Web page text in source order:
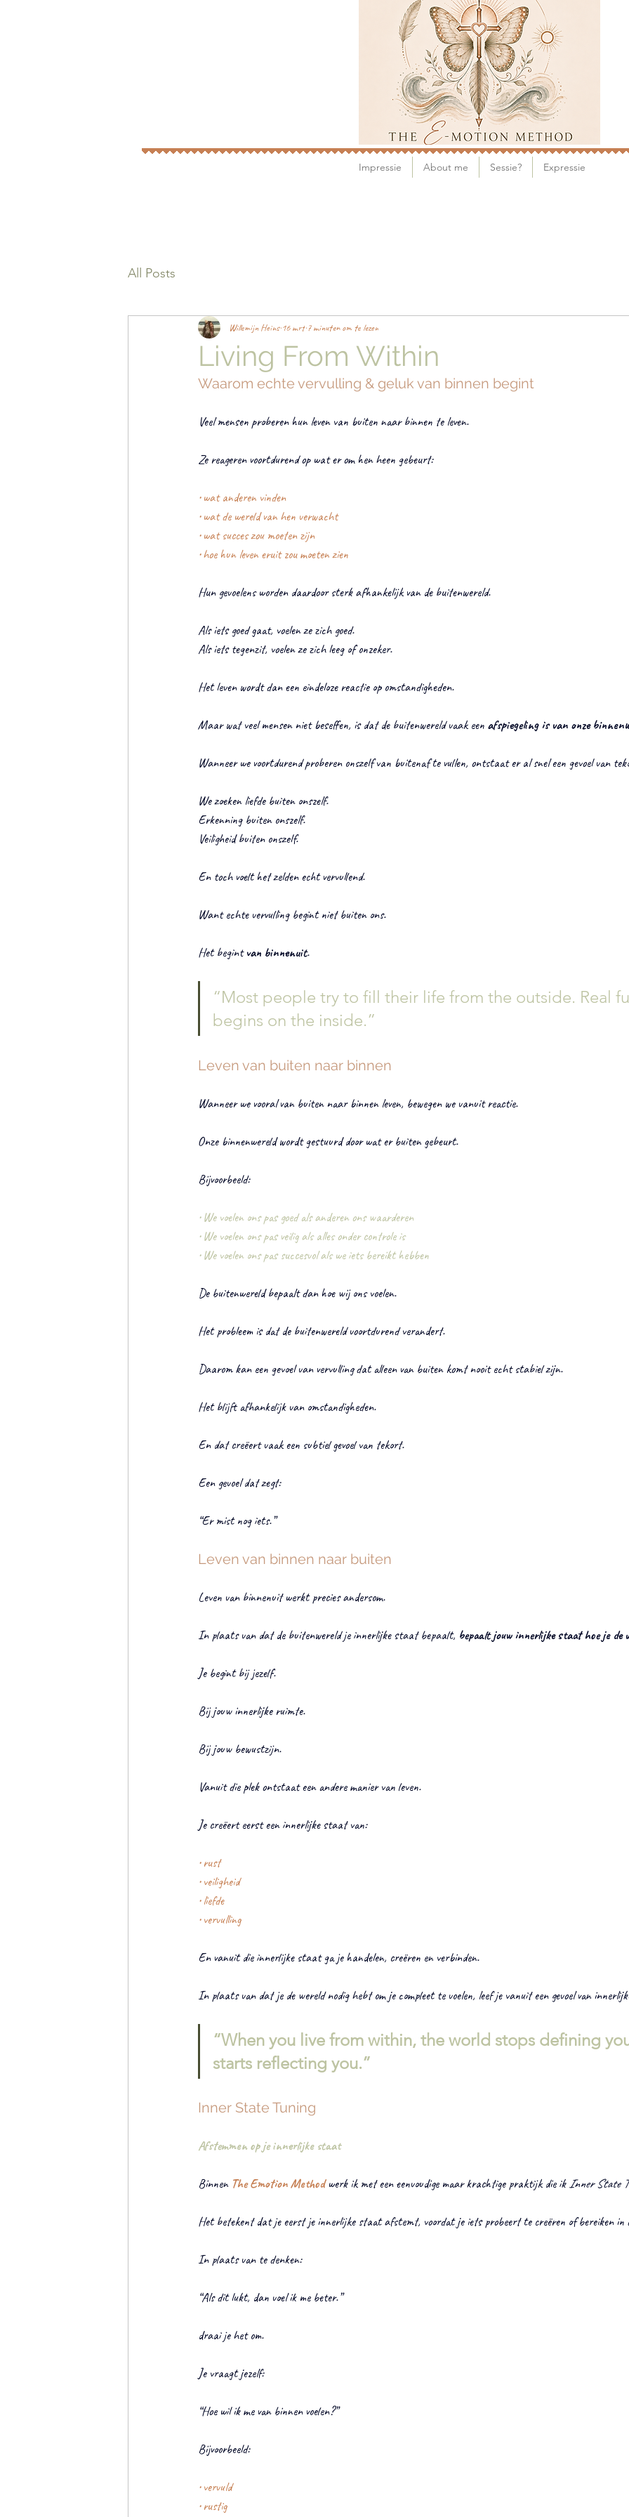
Impressie About me Sessie? Expressie
All Posts
Living From Within
Willemijn Heins 16 mrt 7 minuten om te lezen
Waarom echte vervulling & geluk van binnen begint
Veel mensen proberen hun leven van buiten naar binnen te leven.
Ze reageren voortdurend op wat er om hen heen gebeurt:
• wat anderen vinden
• wat de wereld van hen verwacht
• wat succes zou moeten zijn
• hoe hun leven eruit zou moeten zien
Hun gevoelens worden daardoor sterk afhankelijk van de buitenwereld.
Als iets goed gaat, voelen ze zich goed.
Als iets tegenzit, voelen ze zich leeg of onzeker.
Het leven wordt dan een eindeloze reactie op omstandigheden.
Maar wat veel mensen niet beseffen, is dat de buitenwereld vaak een afspiegeling is van onze
Wanneer we voortdurend proberen onszelf van buitenaf te vullen, ontstaat er al snel een gevoel van
We zoeken liefde buiten onszelf.
Erkenning buiten onszelf.
Veiligheid buiten onszelf.
En toch voelt het zelden echt vervullend.
Want echte vervulling begint niet buiten ons.
Het begint van binnenuit.
“Most people try to fill their life from the outside. Real
begins on the inside.”
Leven van buiten naar binnen
Wanneer we vooral van buiten naar binnen leven, bewegen we vanuit reactie.
Onze binnenwereld wordt gestuurd door wat er buiten gebeurt.
Bijvoorbeeld:
• We voelen ons pas goed als anderen ons waarderen
• We voelen ons pas veilig als alles onder controle is
• We voelen ons pas succesvol als we iets bereikt hebben
De buitenwereld bepaalt dan hoe wij ons voelen.
Het probleem is dat de buitenwereld voortdurend verandert.
Daarom kan een gevoel van vervulling dat alleen van buiten komt nooit echt stabiel zijn.
Het blijft afhankelijk van omstandigheden.
En dat creëert vaak een subtiel gevoel van tekort.
Een gevoel dat zegt:
“Er mist nog iets.”
Leven van binnen naar buiten
Leven van binnenuit werkt precies andersom.
In plaats van dat de buitenwereld je innerlijke staat bepaalt, bepaalt jouw innerlijke staat hoe je de
Je begint bij jezelf.
Bij jouw innerlijke ruimte.
Bij jouw bewustzijn.
Vanuit die plek ontstaat een andere manier van leven.
Je creëert eerst een innerlijke staat van:
• rust
• veiligheid
• liefde
• vervulling
En vanuit die innerlijke staat ga je handelen, creëren en verbinden.
In plaats van dat je de wereld nodig hebt om je compleet te voelen, leef je vanuit een gevoel van
“When you live from within, the world stops defining
starts reflecting you.”
Inner State Tuning
Afstemmen op je innerlijke staat
Binnen The Emotion Method werk ik met een eenvoudige maar krachtige praktijk die ik Inner State
Het betekent dat je eerst je innerlijke staat afstemt, voordat je iets probeert te creëren of bereiken in
In plaats van te denken:
“Als dit lukt, dan voel ik me beter.”
draai je het om.
Je vraagt jezelf:
“Hoe wil ik me van binnen voelen?”
Bijvoorbeeld:
• vervuld
• rustig